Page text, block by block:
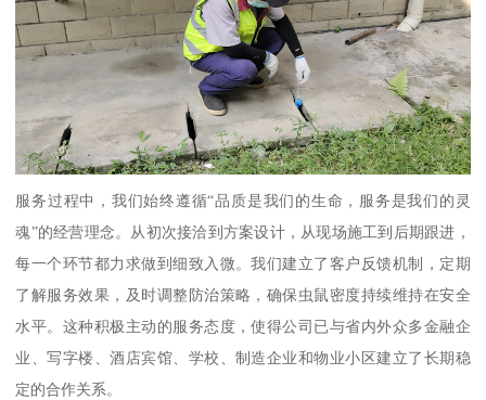
服务过程中，我们始终遵循“品质是我们的生命，服务是我们的灵
魂”的经营理念。从初次接洽到方案设计，从现场施工到后期跟进，
每一个环节都力求做到细致入微。我们建立了客户反馈机制，定期
了解服务效果，及时调整防治策略，确保虫鼠密度持续维持在安全
水平。这种积极主动的服务态度，使得公司已与省内外众多金融企
业、写字楼、酒店宾馆、学校、制造企业和物业小区建立了长期稳
定的合作关系。